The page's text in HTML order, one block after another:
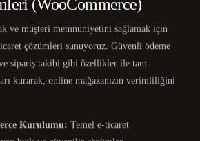
(WooCommerce)
ve müşteri memnuniyetini sağlamak için
çözümleri sunuyoruz. Güvenli ödeme
sipariş takibi gibi özellikler ile tam
kurarak, online mağazanızın verimliliğini
Kurulumu: Temel e-ticaret